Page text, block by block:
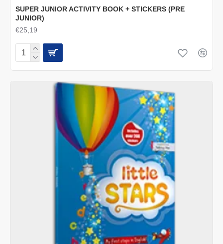
SUPER JUNIOR ACTIVITY BOOK + STICKERS (PRE
JUNIOR)
€25,19